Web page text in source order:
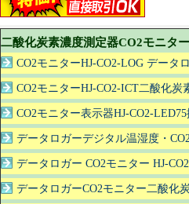
二酸化炭素濃度測定器CO2モニター
CO2モニターHJ-CO2-LOG データ
CO2モニターHJ-CO2-ICT二酸化炭
CO2モニター表示器HJ-CO2-
データロガーデジタル温湿度・
データロガー CO2モニター HJ-
データロガーCO2モニター二酸化